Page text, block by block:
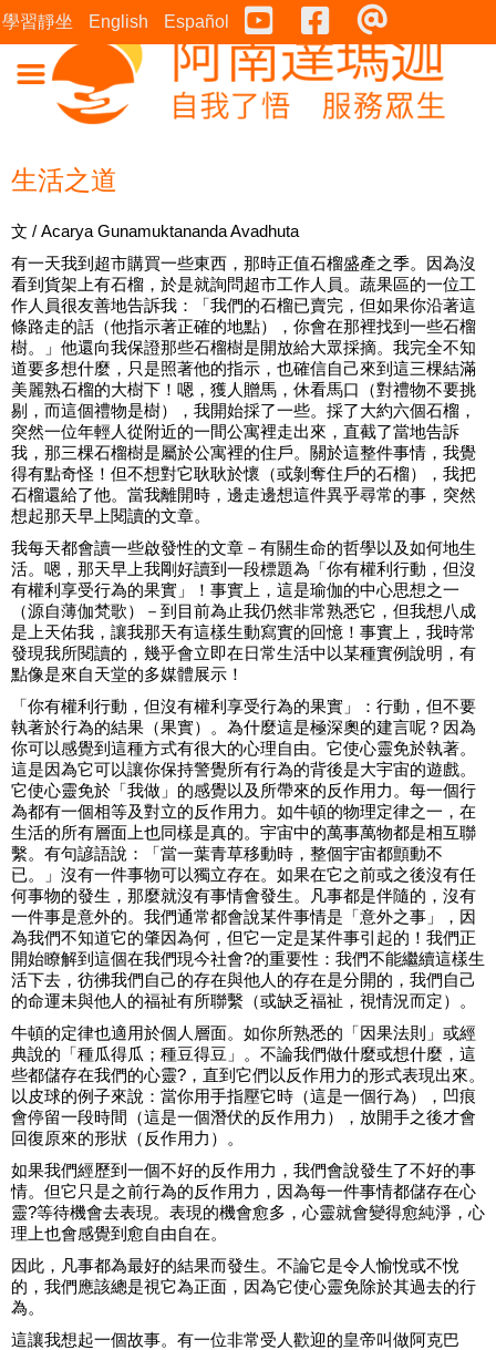
學習靜坐 English Español Youtube Facebook
生活之道
文 / Acarya Gunamuktananda Avadhuta
有一天我到超市購買一些東西，那時正值石榴盛產之季。因為沒
看到貨架上有石榴，於是就詢問超市工作人員。蔬果區的一位工
作人員很友善地告訴我：「我們的石榴已賣完，但如果你沿著這
條路走的話（他指示著正確的地點），你會在那裡找到一些石榴
樹。」他還向我保證那些石榴樹是開放給大眾採摘。我完全不知
道要多想什麼，只是照著他的指示，也確信自己來到這三棵結滿
美麗熟石榴的大樹下！嗯，獲人贈馬，休看馬口（對禮物不要挑
剔，而這個禮物是樹），我開始採了一些。採了大約六個石榴，
突然一位年輕人從附近的一間公寓裡走出來，直截了當地告訴
我，那三棵石榴樹是屬於公寓裡的住戶。關於這整件事情，我覺
得有點奇怪！但不想對它耿耿於懷（或剝奪住戶的石榴），我把
石榴還給了他。當我離開時，邊走邊想這件異乎尋常的事，突然
想起那天早上閱讀的文章。
我每天都會讀一些啟發性的文章－有關生命的哲學以及如何地生
活。嗯，那天早上我剛好讀到一段標題為「你有權利行動，但沒
有權利享受行為的果實」！事實上，這是瑜伽的中心思想之一
（源自薄伽梵歌）－到目前為止我仍然非常熟悉它，但我想八成
是上天佑我，讓我那天有這樣生動寫實的回憶！事實上，我時常
發現我所閱讀的，幾乎會立即在日常生活中以某種實例說明，有
點像是來自天堂的多媒體展示！
「你有權利行動，但沒有權利享受行為的果實」：行動，但不要
執著於行為的結果（果實）。為什麼這是極深奧的建言呢？因為
你可以感覺到這種方式有很大的心理自由。它使心靈免於執著。
這是因為它可以讓你保持警覺所有行為的背後是大宇宙的遊戲。
它使心靈免於「我做」的感覺以及所帶來的反作用力。每一個行
為都有一個相等及對立的反作用力。如牛頓的物理定律之一，在
生活的所有層面上也同樣是真的。宇宙中的萬事萬物都是相互聯
繫。有句諺語說：「當一葉青草移動時，整個宇宙都顫動不
已。」沒有一件事物可以獨立存在。如果在它之前或之後沒有任
何事物的發生，那麼就沒有事情會發生。凡事都是伴隨的，沒有
一件事是意外的。我們通常都會說某件事情是「意外之事」，因
為我們不知道它的肇因為何，但它一定是某件事引起的！我們正
開始瞭解到這個在我們現今社會?的重要性：我們不能繼續這樣生
活下去，彷彿我們自己的存在與他人的存在是分開的，我們自己
的命運未與他人的福祉有所聯繫（或缺乏福祉，視情況而定）。
牛頓的定律也適用於個人層面。如你所熟悉的「因果法則」或經
典說的「種瓜得瓜；種豆得豆」。不論我們做什麼或想什麼，這
些都儲存在我們的心靈?，直到它們以反作用力的形式表現出來。
以皮球的例子來說：當你用手指壓它時（這是一個行為），凹痕
會停留一段時間（這是一個潛伏的反作用力），放開手之後才會
回復原來的形狀（反作用力）。
如果我們經歷到一個不好的反作用力，我們會說發生了不好的事
情。但它只是之前行為的反作用力，因為每一件事情都儲存在心
靈?等待機會去表現。表現的機會愈多，心靈就會變得愈純淨，心
理上也會感覺到愈自由自在。
因此，凡事都為最好的結果而發生。不論它是令人愉悅或不悅
的，我們應該總是視它為正面，因為它使心靈免除於其過去的行
為。
這讓我想起一個故事。有一位非常受人歡迎的皇帝叫做阿克巴